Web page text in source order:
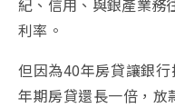
紀、信用、與銀產業務
利率。
但因為40年房貸讓銀
年期房貸還長一倍，